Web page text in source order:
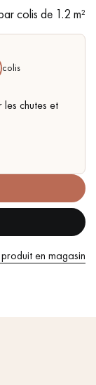
appelle
colis de 1.2 m²
chutes et
colis
en magasin